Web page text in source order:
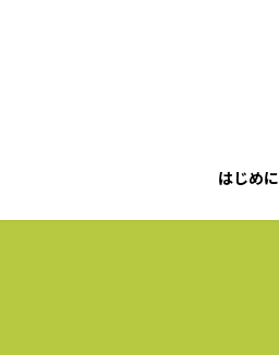
はじめに